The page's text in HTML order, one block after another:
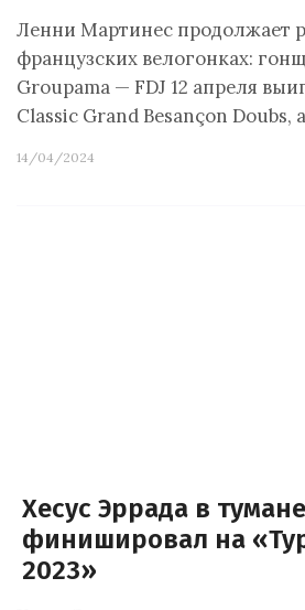
Ленни Мартинес продолжает
французских велогонках:
Groupama — FDJ 12 апреля
Classic Grand Besançon Doubs,
14/04/2024
Хесус Эррада в
финишировал на
2023»